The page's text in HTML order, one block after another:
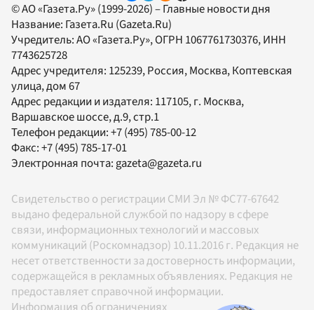
© АО «Газета.Ру» (1999-2026) – Главные новости дня
Название: Газета.Ru (Gazeta.Ru)
Учредитель:АО «Газета.Ру», ОГРН 1067761730376, ИНН
7743625728
Адрес учредителя: 125239, Россия, Москва, Коптевская
улица, дом 67
Адрес редакции и издателя: 117105, г. Москва,
Варшавское шоссе, д.9, стр.1
Телефон редакции:+7 (495) 785-00-12
Факс:+7 (495) 785-17-01
Электронная почта:gazeta@gazeta.ru
Свидетельство о регистрации СМИ Эл № ФС77-67642
выдано федеральной службой по надзору в сфере
связи, информационных технологий и массовых
коммуникаций (Роскомнадзор) 10.11.2016 г. Редакция не
несет ответственности за достоверность информации,
содержащейся в рекламных объявлениях. Редакция не
предоставляет справочной информации.